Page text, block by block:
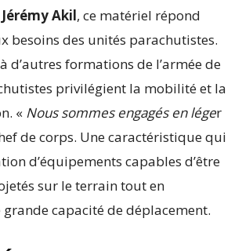
Jérémy Akil, ce matériel répond
besoins des unités parachutistes.
d’autres formations de l’armée de
privilégient la mobilité et la
« Nous sommes engagés en léger
de corps. Une caractéristique qui
d’équipements capables d’être
sur le terrain tout en
capacité de déplacement.